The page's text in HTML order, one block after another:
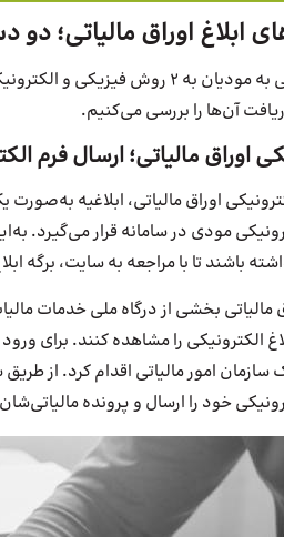
ابلاغ اوراق مالیاتی؛
ابلاغ اوراق مالیاتی به مودیان
آن‌ها را بررسی می‌کنیم.
اوراق مالیاتی؛ ارسال فرم
اوراق مالیاتی، ابلاغیه
مودی در سامانه قرار می‌گیرد.
باشند تا با مراجعه به سایت، برگه
مالیاتی بخشی از درگاه ملی خدمات
الکترونیکی را مشاهده کنند. برای
امور مالیاتی اقدام کرد. از
خود را ارسال و پرونده